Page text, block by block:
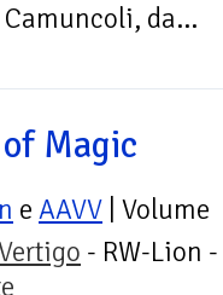
da...
Magic
e AAVV | Volume
- RW-Lion -